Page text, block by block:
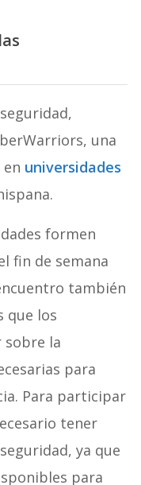
una
universidades
formen
fin de semana
también
que los
sobre la
para
Para participar
tener
ya que
para